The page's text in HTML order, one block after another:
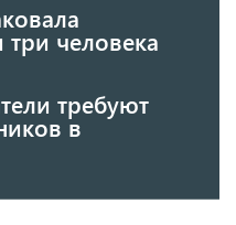
человека
требуют
в